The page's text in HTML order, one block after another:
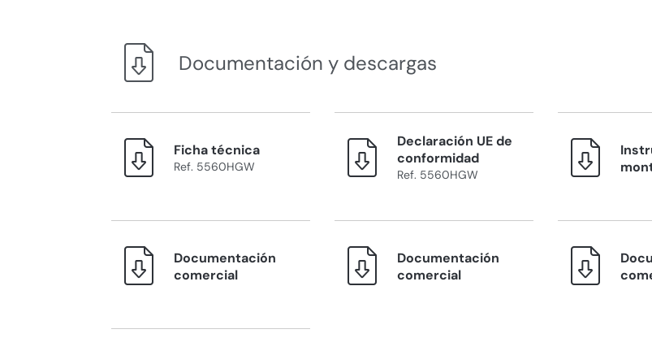
Documentación y descargas
Ficha técnica
Ref. 5560HGW
Declaración UE de
conformidad
Ref. 5560HGW
Documentación
comercial
Documentación
comercial